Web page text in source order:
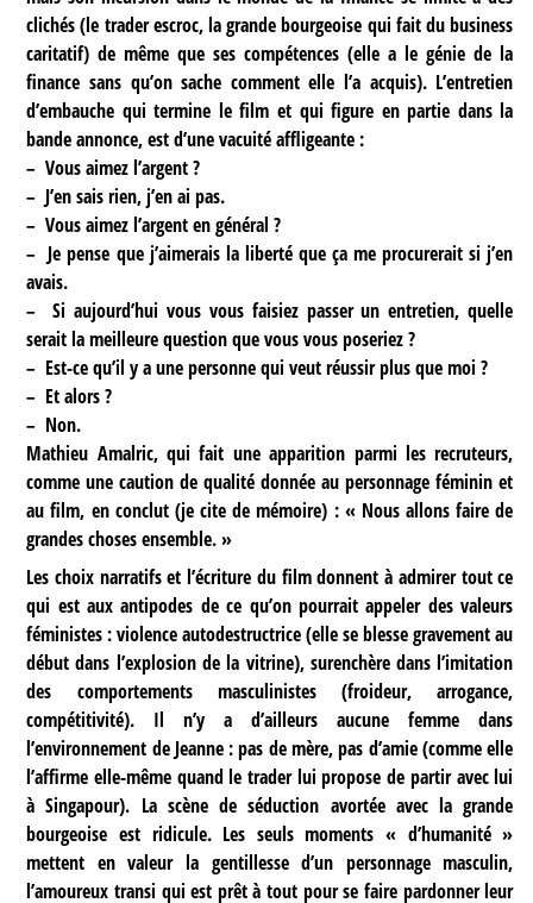
clichés (le trader escroc, la grande bourgeoise qui fait du business
caritatif) de même que ses compétences (elle a le génie de la
finance sans qu’on sache comment elle l’a acquis). L’entretien
d’embauche qui termine le film et qui figure en partie dans la
bande annonce, est d’une vacuité affligeante :
– Vous aimez l’argent ?
– J’en sais rien, j’en ai pas.
– Vous aimez l’argent en général ?
– Je pense que j’aimerais la liberté que ça me procurerait si j’en
avais.
– Si aujourd’hui vous vous faisiez passer un entretien, quelle
serait la meilleure question que vous vous poseriez ?
– Est-ce qu’il y a une personne qui veut réussir plus que moi ?
– Et alors ?
– Non.
Mathieu Amalric, qui fait une apparition parmi les recruteurs,
comme une caution de qualité donnée au personnage féminin et
au film, en conclut (je cite de mémoire) : « Nous allons faire de
grandes choses ensemble. »
Les choix narratifs et l’écriture du film donnent à admirer tout ce
qui est aux antipodes de ce qu’on pourrait appeler des valeurs
féministes : violence autodestructrice (elle se blesse gravement au
début dans l’explosion de la vitrine), surenchère dans l’imitation
des comportements masculinistes (froideur, arrogance,
compétitivité). Il n’y a d’ailleurs aucune femme dans
l’environnement de Jeanne : pas de mère, pas d’amie (comme elle
l’affirme elle-même quand le trader lui propose de partir avec lui
à Singapour). La scène de séduction avortée avec la grande
bourgeoise est ridicule. Les seuls moments « d’humanité »
mettent en valeur la gentillesse d’un personnage masculin,
l’amoureux transi qui est prêt à tout pour se faire pardonner leur